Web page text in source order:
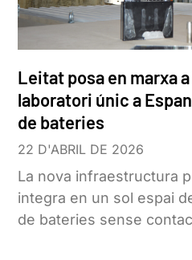
Leitat posa en marxa
laboratori únic a
de bateries
22 D'ABRIL DE 2026
La nova infraestructura
integra en un sol espai
de bateries sense